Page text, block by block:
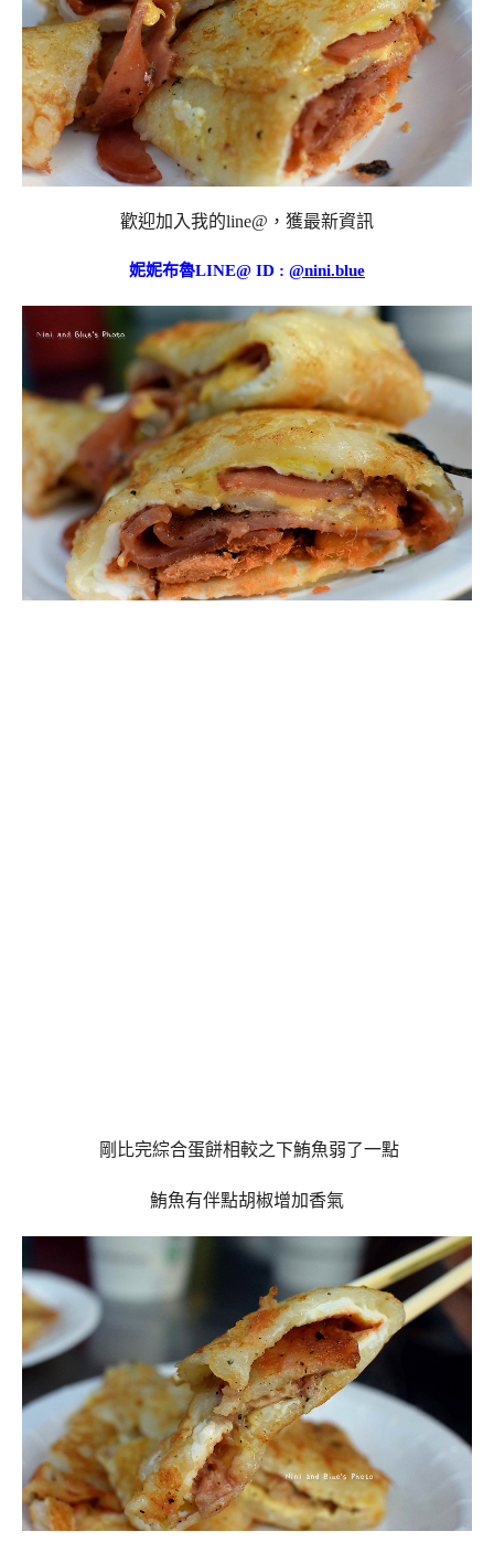
歡迎加入我的line@，獲最新資訊
妮妮布魯LINE@ ID : @nini.blue
剛比完綜合蛋餅相較之下鮪魚弱了一點
鮪魚有伴點胡椒增加香氣